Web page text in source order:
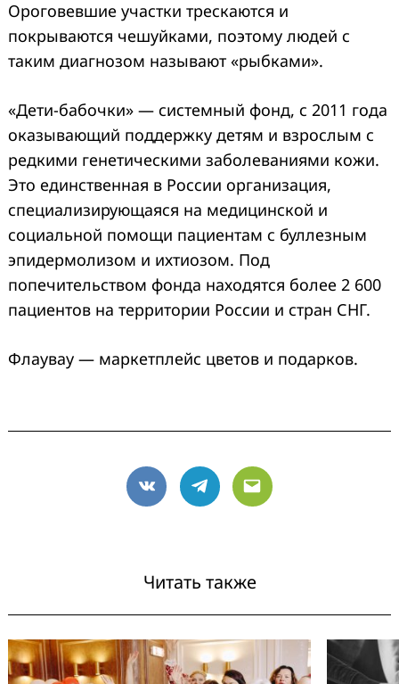
Ороговевшие участки трескаются и
покрываются чешуйками, поэтому людей с
таким диагнозом называют «рыбками».
«Дети-бабочки» — системный фонд, с 2011 года
оказывающий поддержку детям и взрослым с
редкими генетическими заболеваниями кожи.
Это единственная в России организация,
специализирующаяся на медицинской и
социальной помощи пациентам с буллезным
эпидермолизом и ихтиозом. Под
попечительством фонда находятся более 2 600
пациентов на территории России и стран СНГ.
Флаувау — маркетплейс цветов и подарков.
VK Telegram
Email
Читать также